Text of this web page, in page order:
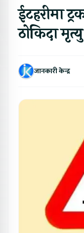
ईटहरीमा
ठोकिदा मृत्यु
जानकारी केन्द्र